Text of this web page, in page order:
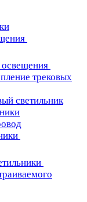
освещения
трековых
светильник